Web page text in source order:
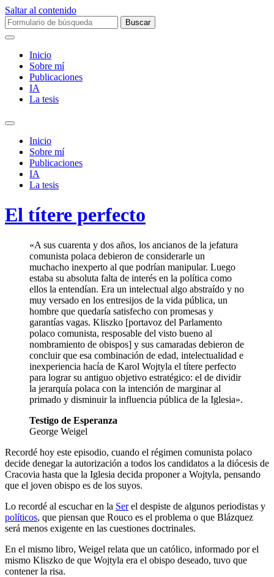
Saltar al contenido
Buscar:
Inicio
Sobre mí­
Publicaciones
IA
La tesis
Alternar
campo
búsqueda
Inicio
Sobre mí­
Publicaciones
IA
La tesis
El títere perfecto
«A sus cuarenta y dos años, los ancianos de la jefatura
comunista polaca debieron de considerarle un
muchacho inexperto al que podrían manipular. Luego
estaba su absoluta falta de interés en la política como
ellos la entendían. Era un intelectual algo abstraído y no
muy versado en los entresijos de la vida pública, un
hombre que quedaría satisfecho con promesas y
garantías vagas. Kliszko [portavoz del Parlamento
polaco comunista, resposable del visto bueno al
nombramiento de obispos] y sus camaradas debieron de
concluir que esa combinación de edad, intelectualidad e
inexperiencia hacía de Karol Wojtyla el títere perfecto
para lograr su antiguo objetivo estratégico: el de dividir
la jerarquía polaca con la intención de marginar al
primado y disminuir la influencia pública de la Iglesia».
Testigo de Esperanza
George Weigel
Recordé hoy este episodio, cuando el régimen comunista polaco
decide denegar la autorización a todos los candidatos a la diócesis de
Cracovia hasta que la Iglesia decida proponer a Wojtyla, pensando
que el joven obispo es de los suyos.
Lo recordé al escuchar en la Serel despiste de algunos periodistas y
políticos, que piensan que Rouco es el problema o que Blázquez
será menos exigente en las cuestiones doctrinales.
En el mismo libro, Weigel relata que un católico, informado por el
mismo Kliszko de que Wojtyla era el obispo deseado, tuvo que
contener la risa.